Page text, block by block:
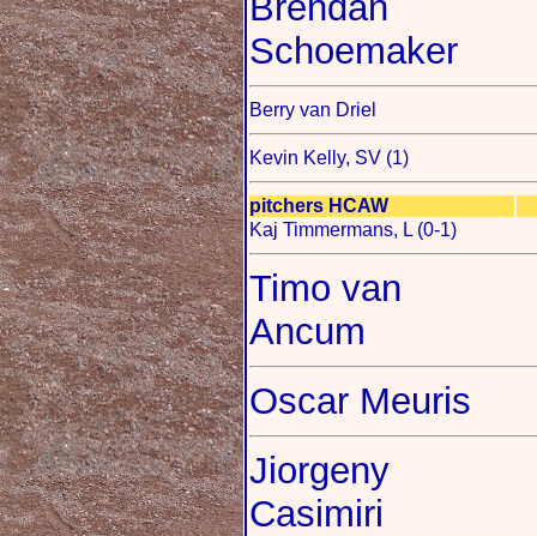
Schoemaker
Berry van Driel
Kevin Kelly, SV (1)
pitchers HCAW
Kaj Timmermans, L (0-1)
Timo van
Ancum
Oscar Meuris
Jiorgeny
Casimiri